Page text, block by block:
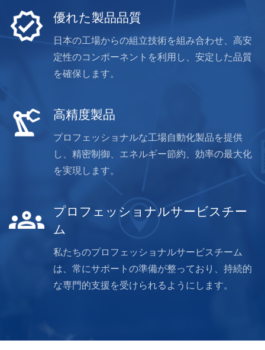
優れた製品品質
日本の工場からの組立技術を組み合わせ、高安
定性のコンポーネントを利用し、安定した品質
を確保します。
高精度製品
プロフェッショナルな工場自動化製品を提供
し、精密制御、エネルギー節約、効率の最大化
を実現します。
プロフェッショナルサービスチー
ム
私たちのプロフェッショナルサービスチーム
は、常にサポートの準備が整っており、持続的
な専門的支援を受けられるようにします。